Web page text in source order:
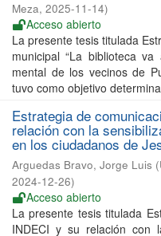
Meza, 2025-11-14)
Acceso abierto
La presente tesis titulada
municipal “La biblioteca
mental de los vecinos de
tuvo como objetivo
Estrategia de
relación con la
en los ciudadanos de
Arguedas Bravo, Jorge Luis (
2024-12-26)
Acceso abierto
La presente tesis titulada
INDECI y su relación con